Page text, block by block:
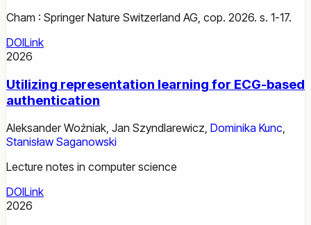
Cham : Springer Nature Switzerland AG, cop. 2026. s. 1-17.
DOILink
2026
Utilizing representation learning for ECG-based
authentication
Aleksander Woźniak, Jan Szyndlarewicz, Dominika Kunc,
Stanisław Saganowski
Lecture notes in computer science
DOILink
2026